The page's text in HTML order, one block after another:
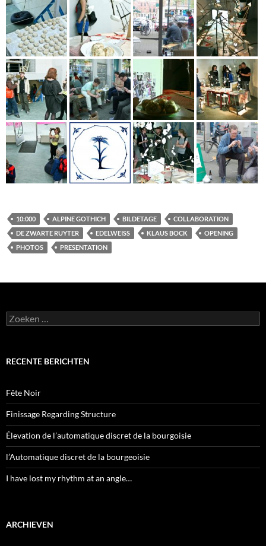
10:000 ALPINE GOTHICH BILDETAGE
COLLABORATION
DE ZWARTE RUYTER
EDELWEISS KLAUS BOCK
OPENING
PHOTOS
PRESENTATION
Zoeken
naar:
RECENTE BERICHTEN
Fête Noir
Finissage Regarding Structure
Élevation de l’automatique discret de la bourgoisie
l’Automatique discret de la bourgeoisie
I have lost my rhythm at an angle…
ARCHIEVEN